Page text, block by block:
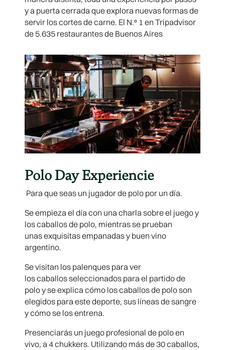
y a puerta cerrada que explora nuevas formas de
servir los cortes de carne. El N.º 1 en Tripadvisor
de 5.635 restaurantes de Buenos Aires
Polo Day Experiencie
Para que seas un jugador de polo por un día.
Se empieza el día con una charla sobre el juego y
los caballos de polo, mientras se prueban
unas exquisitas empanadas y buen vino
argentino.
Se visitan los palenques para ver
los caballos seleccionados para el partido de
polo y se explica cómo los caballos de polo son
elegidos para este deporte, sus líneas de sangre
y cómo se los entrena.
Presenciarás un juego profesional de polo en
vivo, a 4 chukkers. Utilizando más de 30 caballos,